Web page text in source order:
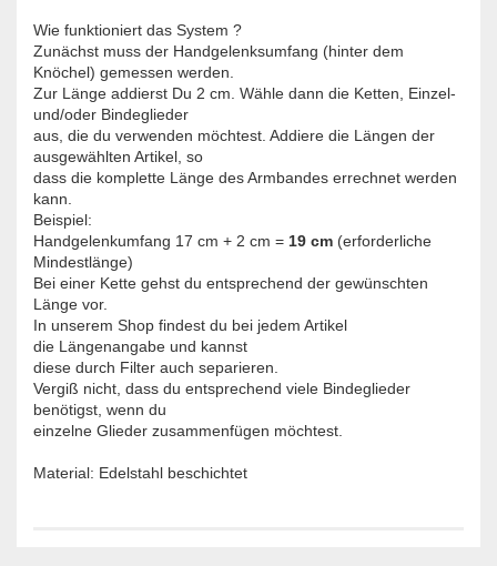
Wie funktioniert das System ?
Zunächst muss der Handgelenksumfang (hinter dem
Knöchel) gemessen werden.
Zur Länge addierst Du 2 cm. Wähle dann die Ketten, Einzel-
und/oder Bindeglieder
aus, die du verwenden möchtest. Addiere die Längen der
ausgewählten Artikel, so
dass die komplette Länge des Armbandes errechnet werden
kann.
Beispiel:
Handgelenkumfang 17 cm + 2 cm = 19 cm (erforderliche
Mindestlänge)
Bei einer Kette gehst du entsprechend der gewünschten
Länge vor.
In unserem Shop findest du bei jedem Artikel
die Längenangabe und kannst
diese durch Filter auch separieren.
Vergiß nicht, dass du entsprechend viele Bindeglieder
benötigst, wenn du
einzelne Glieder zusammenfügen möchtest.
Material: Edelstahl beschichtet